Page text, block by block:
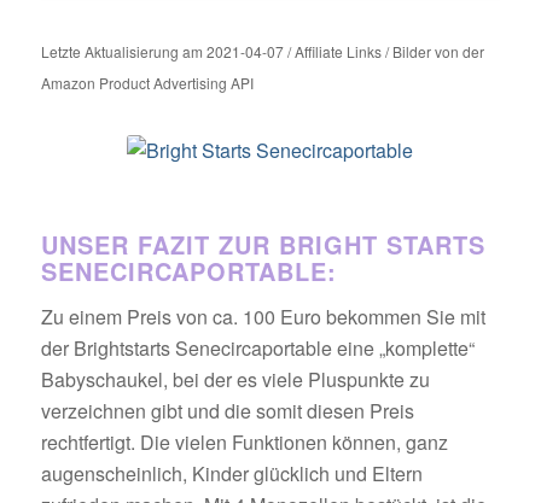
Letzte Aktualisierung am 2021-04-07 / Affiliate Links / Bilder von der
Amazon Product Advertising API
UNSER FAZIT ZUR BRIGHT STARTS
SENECIRCAPORTABLE:
Zu einem Preis von ca. 100 Euro bekommen Sie mit
der Brightstarts Senecircaportable eine „komplette“
Babyschaukel, bei der es viele Pluspunkte zu
verzeichnen gibt und die somit diesen Preis
rechtfertigt. Die vielen Funktionen können, ganz
augenscheinlich, Kinder glücklich und Eltern